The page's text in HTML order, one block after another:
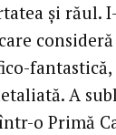
şi răul.
A
o Primă